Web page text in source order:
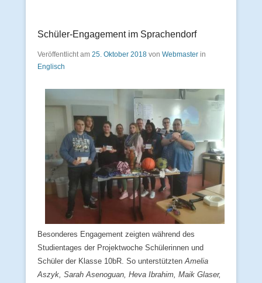
Schüler-Engagement im Sprachendorf
Veröffentlicht am 25. Oktober 2018 von Webmaster in
Englisch
Besonderes Engagement zeigten während des
Studientages der Projektwoche Schülerinnen und
Schüler der Klasse 10bR. So unterstütztenAmelia
Aszyk, Sarah Asenoguan, Heva Ibrahim, Maik Glaser,